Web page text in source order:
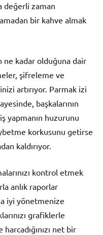
değerli zaman
bir kahve almak
ne kadar olduğuna dair
şifreleme ve
artırıyor. Parmak izi
başkalarının
yapmanın huzurunu
korkusunu getirse
kaldırıyor.
kontrol etmek
anlık raporlar
iyi yönetmenize
grafiklerle
net bir